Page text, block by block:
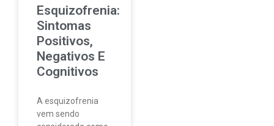
Esquizofrenia:
Sintomas
Positivos,
Negativos E
Cognitivos
A esquizofrenia
vem sendo